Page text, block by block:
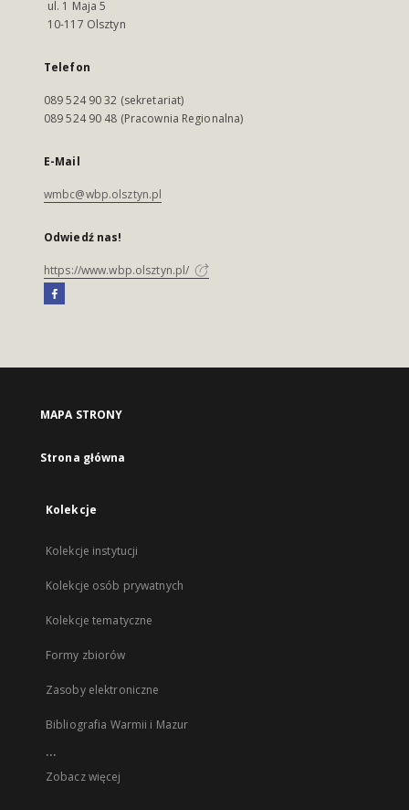
ul. 1 Maja 5
10-117 Olsztyn
Telefon
089 524 90 32 (sekretariat)
089 524 90 48 (Pracownia Regionalna)
E-Mail
wmbc@wbp.olsztyn.pl
Odwiedź nas!
https://www.wbp.olsztyn.pl/
MAPA STRONY
Strona główna
Kolekcje
Kolekcje instytucji
Kolekcje osób prywatnych
Kolekcje tematyczne
Formy zbiorów
Zasoby elektroniczne
Bibliografia Warmii i Mazur
...
Zobacz więcej